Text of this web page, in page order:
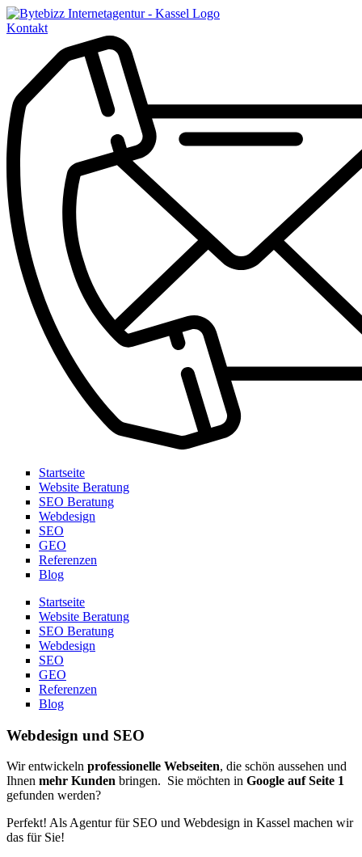
Kontakt
Startseite
Website Beratung
SEO Beratung
Webdesign
SEO
GEO
Referenzen
Blog
Startseite
Website Beratung
SEO Beratung
Webdesign
SEO
GEO
Referenzen
Blog
Webdesign und SEO
Wir entwickeln professionelle Webseiten, die schön aussehen und
Ihnen mehr Kunden bringen. Sie möchten in Google auf Seite 1
gefunden werden?
Perfekt! Als Agentur für SEO und Webdesign in Kassel machen wir
das für Sie!